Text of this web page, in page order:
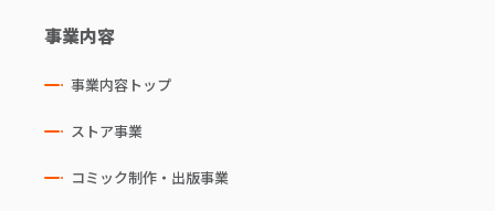
事業内容
事業内容トップ
ストア事業
コミック制作・出版事業